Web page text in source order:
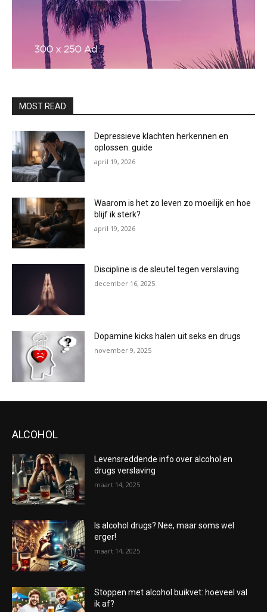
MOST READ
Depressieve klachten herkennen en
oplossen: guide
april 19, 2026
Waarom is het zo leven zo moeilijk en hoe
blijf ik sterk?
april 19, 2026
Discipline is de sleutel tegen verslaving
december 16, 2025
Dopamine kicks halen uit seks en drugs
november 9, 2025
ALCOHOL
Levensreddende info over alcohol en
drugs verslaving
maart 14, 2025
Is alcohol drugs? Nee, maar soms wel
erger!
maart 14, 2025
Stoppen met alcohol buikvet: hoeveel val
ik af?